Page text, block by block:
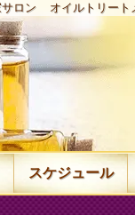
ロン オイルトリート
スケジュール